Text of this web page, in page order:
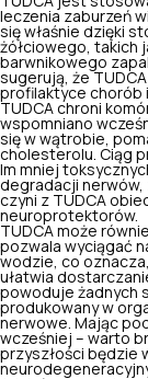
leczenia zaburzeń
się właśnie dzięki
żółciowego, takich
barwnikowego
sugerują, że
profilaktyce chorób
TUDCA chroni
wspomniano
się w wątrobie,
cholesterolu. Ciąg
Im mniej
degradacji nerwów,
czyni z TUDCA
neuroprotektorów.
TUDCA może
pozwala wyciągać
wodzie, co
ułatwia
powoduje żadnych
produkowany w
nerwowe. Mając
wcześniej – warto
przyszłości będzie